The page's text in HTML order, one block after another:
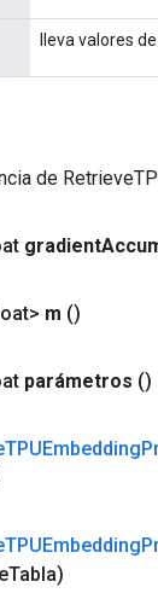
lleva valores
de
gradient
m ()
parámetros ()
TPUEmbedding
TPUEmbedding
Tabla)